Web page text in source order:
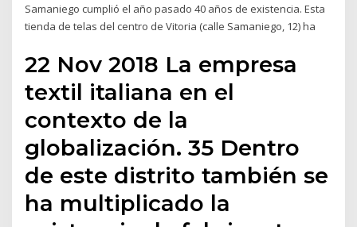
Samaniego cumplió el año pasado 40 años de existencia. Esta
tienda de telas del centro de Vitoria (calle Samaniego, 12) ha
22 Nov 2018 La empresa
textil italiana en el
contexto de la
globalización. 35 Dentro
de este distrito también se
ha multiplicado la